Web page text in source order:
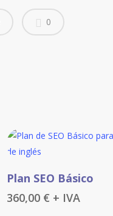
0
Añadir Al Carrito
Plan SEO Básico
360,00 € + IVA